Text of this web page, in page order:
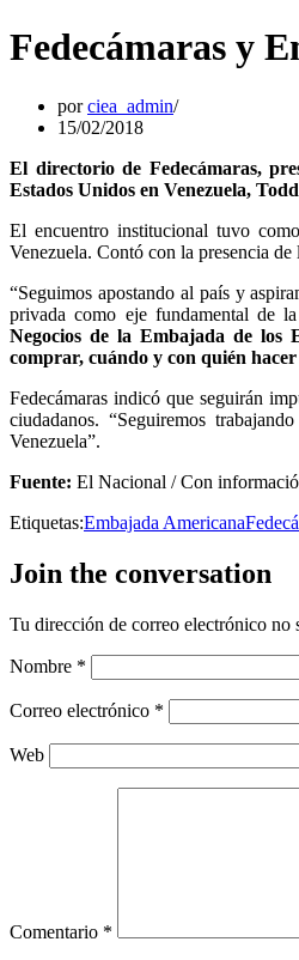
Fedecámaras y
porciea_admin
15/02/2018
El directorio de Fedecámaras,
Estados Unidos en Venezuela,
El encuentro institucional tuvo
Venezuela. Contó con la presencia
“Seguimos apostando al país y
privada como eje fundamental de
Negocios de la Embajada de los
comprar, cuándo y con quién
Fedecámaras indicó que seguirán
ciudadanos. “Seguiremos
Venezuela”.
Fuente: El Nacional / Con
Etiquetas:Embajada Americana
Join the conversation
Tu dirección de correo electrónico no
Nombre *
Correo electrónico *
Web
Comentario *